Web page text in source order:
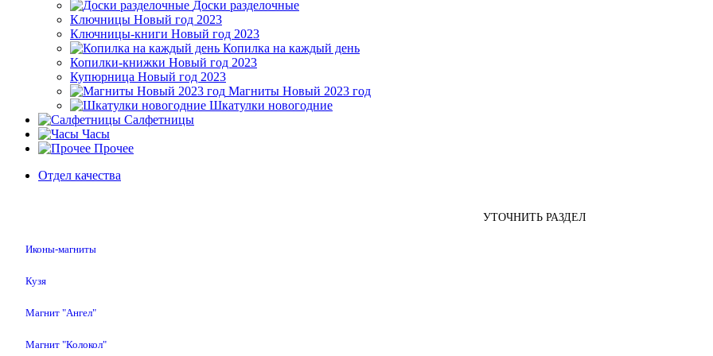
Доски разделочные
Ключницы Новый год 2023
Ключницы-книги Новый год 2023
Копилка на каждый день
Копилки-книжки Новый год 2023
Купюрница Новый год 2023
Магниты Новый 2023 год
Шкатулки новогодние
Салфетницы
Часы
Прочее
Отдел качества
УТОЧНИТЬ РАЗДЕЛ
Иконы-магниты
Кузя
Магнит "Ангел"
Магнит "Колокол"